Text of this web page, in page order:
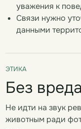
уважения к
Связи нужно
данными
ЭТИКА
Без
Не идти на звук
животным ради